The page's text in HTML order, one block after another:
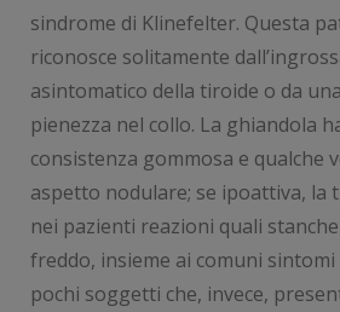
sindrome di Klinefelter. Questa
riconosce solitamente
asintomatico della tiroide o da
pienezza nel collo. La ghiandola
consistenza gommosa e qualche
aspetto nodulare; se ipoattiva, la
nei pazienti reazioni quali
freddo, insieme ai comuni
pochi soggetti che, invece,